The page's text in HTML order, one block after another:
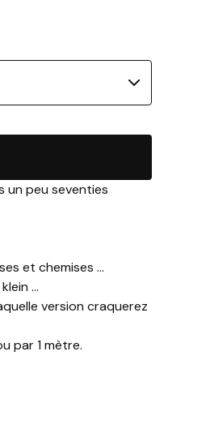
un peu seventies
et chemises ...
...
version craquerez
par 1 mètre.